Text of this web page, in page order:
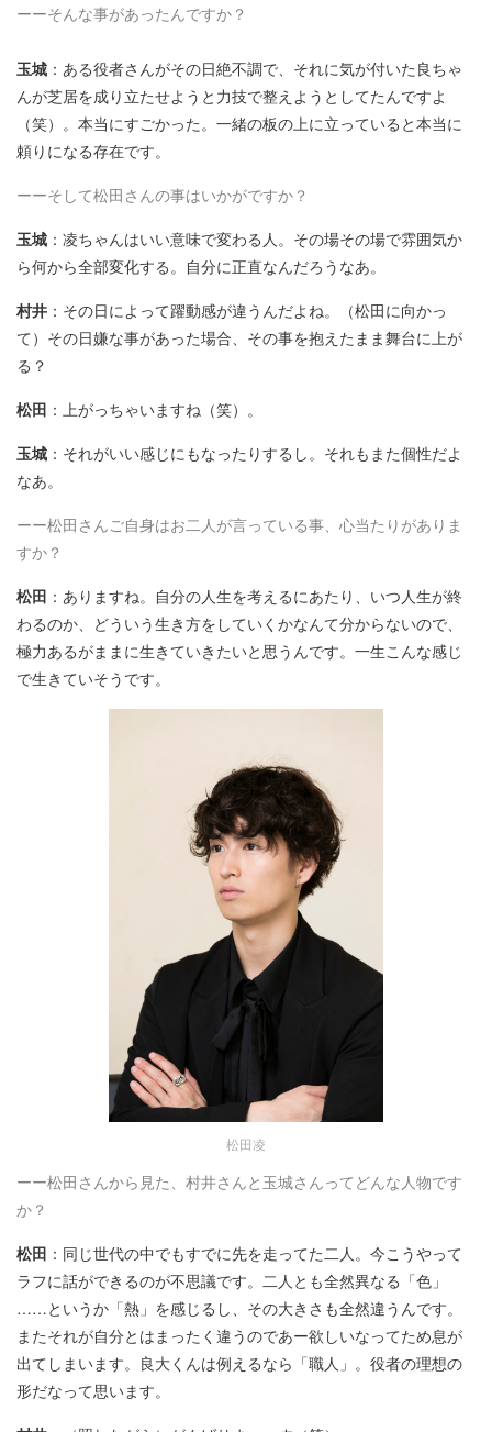
ーーそんな事があったんですか？
玉城 ：ある役者さんがその日絶不調で、それに気が付いた良ちゃ
んが芝居を成り立たせようと力技で整えようとしてたんですよ
（笑）。本当にすごかった。一緒の板の上に立っていると本当に
頼りになる存在です。
ーーそして松田さんの事はいかがですか？
玉城 ：凌ちゃんはいい意味で変わる人。その場その場で雰囲気か
ら何から全部変化する。自分に正直なんだろうなあ。
村井 ：その日によって躍動感が違うんだよね。（松田に向かっ
て）その日嫌な事があった場合、その事を抱えたまま舞台に上が
る？
松田 ：上がっちゃいますね（笑）。
玉城 ：それがいい感じにもなったりするし。それもまた個性だよ
なあ。
ーー松田さんご自身はお二人が言っている事、心当たりがありま
すか？
松田 ：ありますね。自分の人生を考えるにあたり、いつ人生が終
わるのか、どういう生き方をしていくかなんて分からないので、
極力あるがままに生きていきたいと思うんです。一生こんな感じ
で生きていそうです。
松田凌
ーー松田さんから見た、村井さんと玉城さんってどんな人物です
か？
松田 ：同じ世代の中でもすでに先を走ってた二人。今こうやって
ラフに話ができるのが不思議です。二人とも全然異なる「色」
……というか「熱」を感じるし、その大きさも全然違うんです。
またそれが自分とはまったく違うのであー欲しいなってため息が
出てしまいます。良大くんは例えるなら「職人」。役者の理想の
形だなって思います。